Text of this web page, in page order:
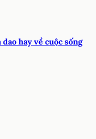
hay về cuộc sống